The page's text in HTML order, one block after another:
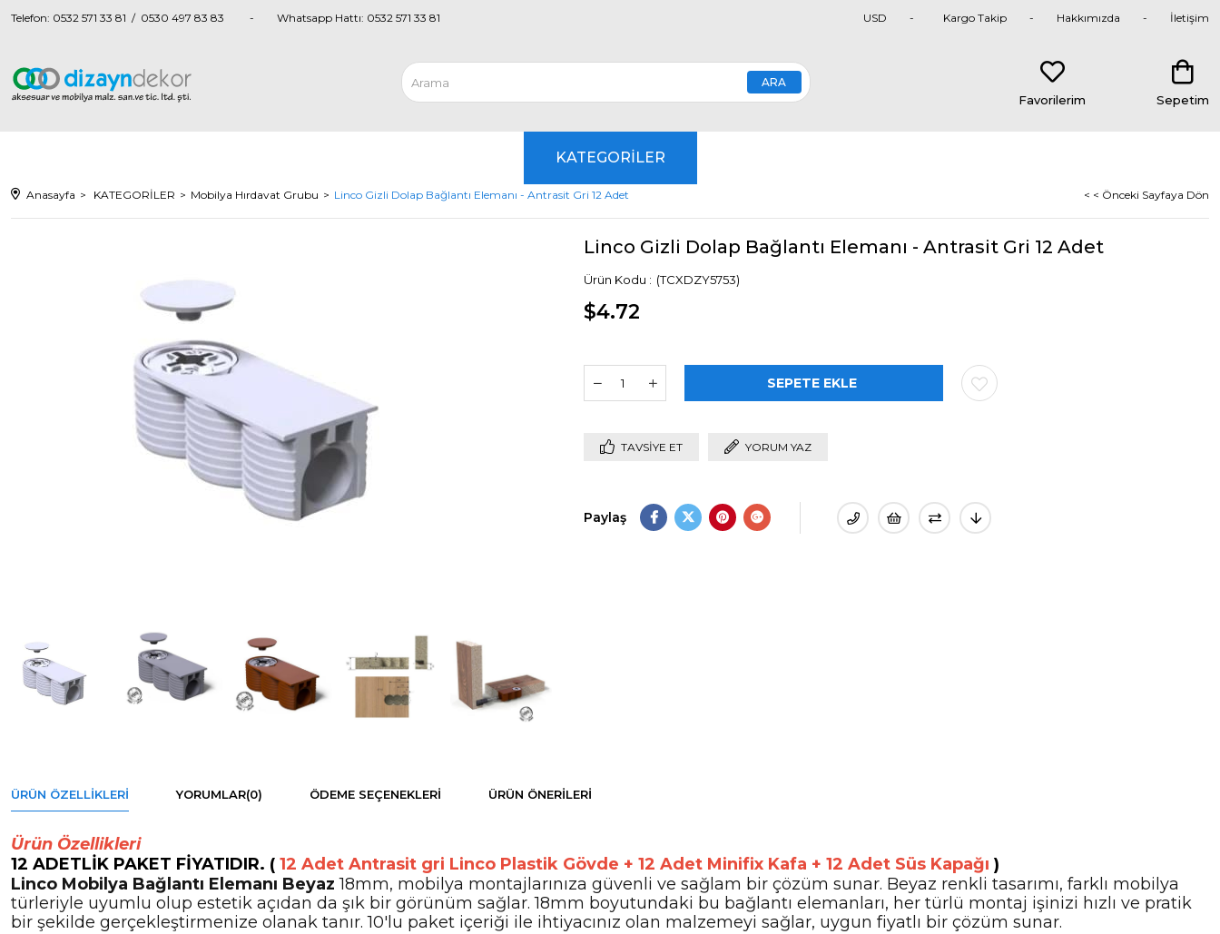
Telefon: 0532 571 33 81 / 0530 497 83 83 Whatsapp Hattı: 0532 571 33 81 Kargo Takip Hakkımızda İletişim
USD
Sepetim
Favorilerim
KATEGORİLER
Anasayfa KATEGORİLER Mobilya Hırdavat Grubu Linco Gizli Dolap Bağlantı Elemanı - Antrasit Gri 12 Adet < < Önceki Sayfaya Dön
Linco Gizli Dolap Bağlantı Elemanı - Antrasit Gri 12 Adet
(TCXDZY5753)
$4.72
TAVSIYE ET YORUM YAZ
Paylaş
ÜRÜN ÖZELLIKLERI YORUMLAR(0) ÖDEME SEÇENEKLERI ÜRÜN ÖNERILERI
Ürün Özellikleri
12 ADETLİK PAKET FİYATIDIR. ( 12 Adet Antrasit gri Linco Plastik Gövde + 12 Adet Minifix Kafa + 12 Adet Süs Kapağı )
Linco Mobilya Bağlantı Elemanı Beyaz 18mm, mobilya montajlarınıza güvenli ve sağlam bir çözüm sunar. Beyaz renkli tasarımı, farklı mobilya
türleriyle uyumlu olup estetik açıdan da şık bir görünüm sağlar. 18mm boyutundaki bu bağlantı elemanları, her türlü montaj işinizi hızlı ve pratik
bir şekilde gerçekleştirmenize olanak tanır. 10'lu paket içeriği ile ihtiyacınız olan malzemeyi sağlar, uygun fiyatlı bir çözüm sunar.